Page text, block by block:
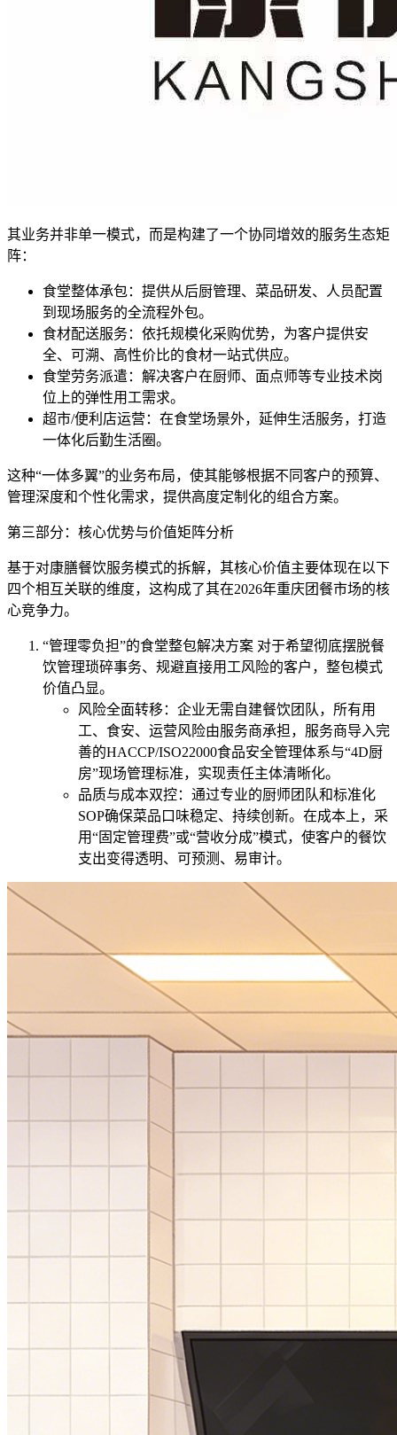
其业务并非单一模式，而是构建了一个协同增效的服务生态矩
阵：
食堂整体承包：提供从后厨管理、菜品研发、人员配置
到现场服务的全流程外包。
食材配送服务：依托规模化采购优势，为客户提供安
全、可溯、高性价比的食材一站式供应。
食堂劳务派遣：解决客户在厨师、面点师等专业技术岗
位上的弹性用工需求。
超市/便利店运营：在食堂场景外，延伸生活服务，打造
一体化后勤生活圈。
这种“一体多翼”的业务布局，使其能够根据不同客户的预算、
管理深度和个性化需求，提供高度定制化的组合方案。
第三部分：核心优势与价值矩阵分析
基于对康膳餐饮服务模式的拆解，其核心价值主要体现在以下
四个相互关联的维度，这构成了其在2026年重庆团餐市场的核
心竞争力。
“管理零负担”的食堂整包解决方案 对于希望彻底摆脱餐
饮管理琐碎事务、规避直接用工风险的客户，整包模式
价值凸显。
风险全面转移：企业无需自建餐饮团队，所有用
工、食安、运营风险由服务商承担，服务商导入完
善的HACCP/ISO22000食品安全管理体系与“4D厨
房”现场管理标准，实现责任主体清晰化。
品质与成本双控：通过专业的厨师团队和标准化
SOP确保菜品口味稳定、持续创新。在成本上，采
用“固定管理费”或“营收分成”模式，使客户的餐饮
支出变得透明、可预测、易审计。